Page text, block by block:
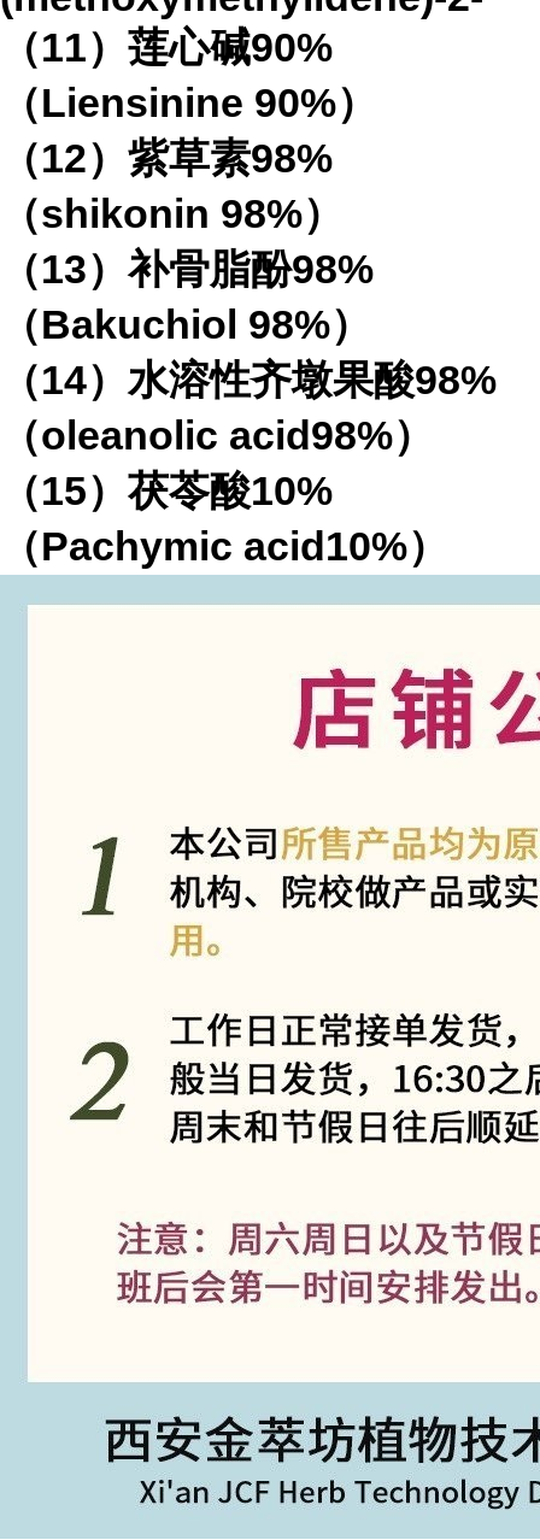
（11）莲心碱90%
（Liensinine 90%）
（12）紫草素98%
（shikonin 98%）
（13）补骨脂酚98%
（Bakuchiol 98%）
（14）水溶性齐墩果酸98%
（oleanolic acid98%）
（15）茯苓酸10%
（Pachymic acid10%）